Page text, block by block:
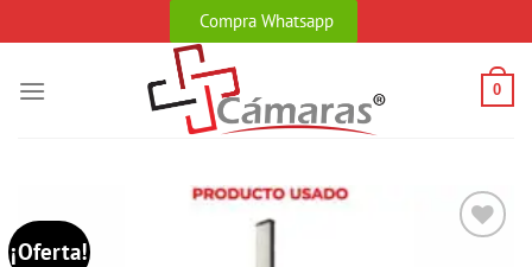
to
Compra Whatsapp
0
¡Oferta!